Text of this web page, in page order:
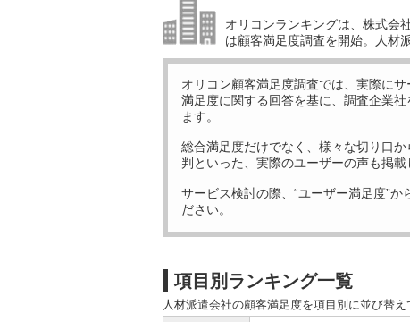
オリコンランキングは、株式会
は顧客満足度調査を開始。人材
オリコン顧客満足度調査では、実際にサ
満足度に関する回答を基に、調査企業社
ます。
総合満足度だけでなく、様々な切り口か
判といった、実際のユーザーの声も掲載
サービス検討の際、“ユーザー満足度”か
ださい。
項目別ランキング一覧
人材派遣会社の顧客満足度を項目別に並び替え